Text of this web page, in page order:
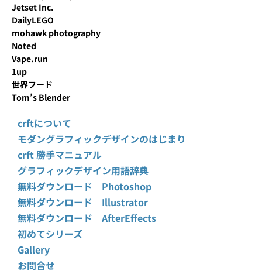
Jetset Inc.
DailyLEGO
mohawk photography
Noted
Vape.run
1up
世界フード
Tom’s Blender
crftについて
モダングラフィックデザインのはじまり
crft 勝手マニュアル
グラフィックデザイン用語辞典
無料ダウンロード Photoshop
無料ダウンロード Illustrator
無料ダウンロード AfterEffects
初めてシリーズ
Gallery
お問合せ